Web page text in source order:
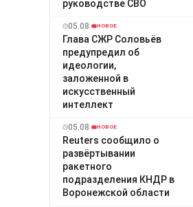
руководстве СВО
05.08 НОВОЕ
Глава СЖР Соловьёв
предупредил об
идеологии,
заложенной в
искусственный
интеллект
05.08 НОВОЕ
Reuters сообщило о
развёртывании
ракетного
подразделения КНДР в
Воронежской области